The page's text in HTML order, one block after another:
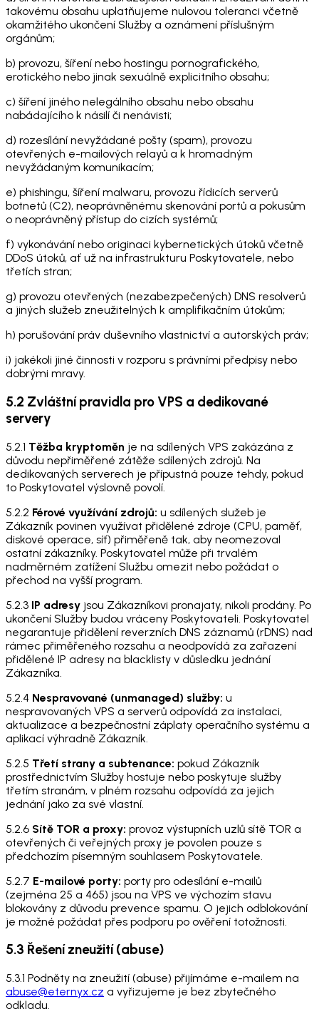
takovému obsahu uplatňujeme nulovou toleranci včetně
okamžitého ukončení Služby a oznámení příslušným
orgánům;
b) provozu, šíření nebo hostingu pornografického,
erotického nebo jinak sexuálně explicitního obsahu;
c) šíření jiného nelegálního obsahu nebo obsahu
nabádajícího k násilí či nenávisti;
d) rozesílání nevyžádané pošty (spam), provozu
otevřených e-mailových relayů a k hromadným
nevyžádaným komunikacím;
e) phishingu, šíření malwaru, provozu řídicích serverů
botnetů (C2), neoprávněnému skenování portů a pokusům
o neoprávněný přístup do cizích systémů;
f) vykonávání nebo originaci kybernetických útoků včetně
DDoS útoků, ať už na infrastrukturu Poskytovatele, nebo
třetích stran;
g) provozu otevřených (nezabezpečených) DNS resolverů
a jiných služeb zneužitelných k amplifikačním útokům;
h) porušování práv duševního vlastnictví a autorských práv;
i) jakékoli jiné činnosti v rozporu s právními předpisy nebo
dobrými mravy.
5.2 Zvláštní pravidla pro VPS a dedikované
servery
5.2.1 Těžba kryptoměn je na sdílených VPS zakázána z
důvodu nepřiměřené zátěže sdílených zdrojů. Na
dedikovaných serverech je přípustná pouze tehdy, pokud
to Poskytovatel výslovně povolí.
5.2.2 Férové využívání zdrojů: u sdílených služeb je
Zákazník povinen využívat přidělené zdroje (CPU, paměť,
diskové operace, síť) přiměřeně tak, aby neomezoval
ostatní zákazníky. Poskytovatel může při trvalém
nadměrném zatížení Službu omezit nebo požádat o
přechod na vyšší program.
5.2.3 IP adresy jsou Zákazníkovi pronajaty, nikoli prodány. Po
ukončení Služby budou vráceny Poskytovateli. Poskytovatel
negarantuje přidělení reverzních DNS záznamů (rDNS) nad
rámec přiměřeného rozsahu a neodpovídá za zařazení
přidělené IP adresy na blacklisty v důsledku jednání
Zákazníka.
5.2.4 Nespravované (unmanaged) služby: u
nespravovaných VPS a serverů odpovídá za instalaci,
aktualizace a bezpečnostní záplaty operačního systému a
aplikací výhradně Zákazník.
5.2.5 Třetí strany a subtenance: pokud Zákazník
prostřednictvím Služby hostuje nebo poskytuje služby
třetím stranám, v plném rozsahu odpovídá za jejich
jednání jako za své vlastní.
5.2.6 Sítě TOR a proxy: provoz výstupních uzlů sítě TOR a
otevřených či veřejných proxy je povolen pouze s
předchozím písemným souhlasem Poskytovatele.
5.2.7 E-mailové porty: porty pro odesílání e-mailů
(zejména 25 a 465) jsou na VPS ve výchozím stavu
blokovány z důvodu prevence spamu. O jejich odblokování
je možné požádat přes podporu po ověření totožnosti.
5.3 Řešení zneužití (abuse)
5.3.1 Podněty na zneužití (abuse) přijímáme e-mailem na
abuse@eternyx.cz a vyřizujeme je bez zbytečného
odkladu.